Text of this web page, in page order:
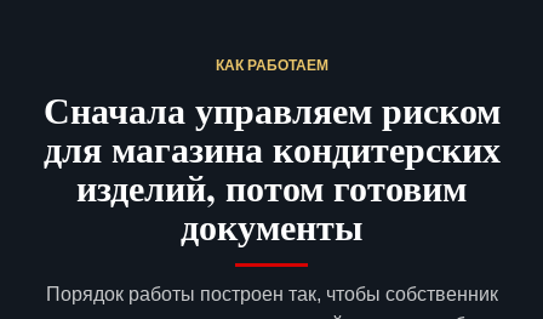
КАК РАБОТАЕМ
Сначала управляем риском
для магазина кондитерских
изделий, потом готовим
документы
Порядок работы построен так, чтобы собственник